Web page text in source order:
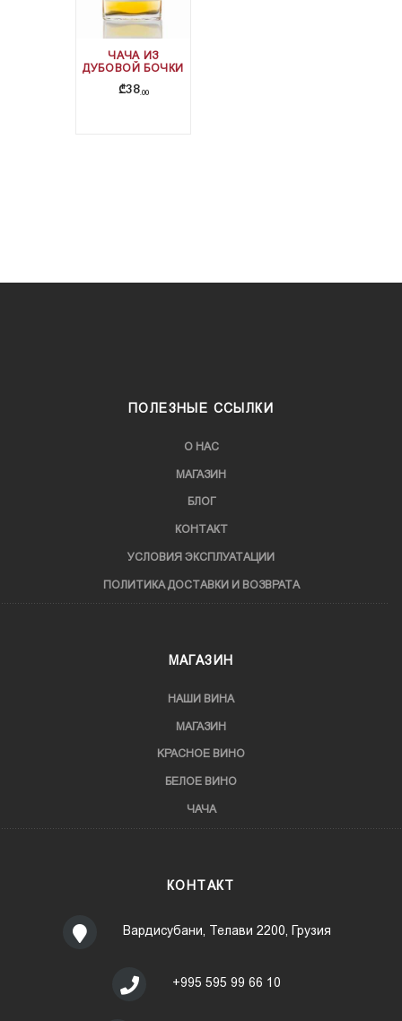
ЧАЧА ИЗ
ДУБОВОЙ БОЧКИ
₾38 00
ПОЛЕЗНЫЕ ССЫЛКИ
О НАС
МАГАЗИН
БЛОГ
КОНТАКТ
УСЛОВИЯ ЭКСПЛУАТАЦИИ
ПОЛИТИКА ДОСТАВКИ И ВОЗВРАТА
МАГАЗИН
НАШИ ВИНА
МАГАЗИН
KРАСНОЕ ВИНО
БЕЛОЕ ВИНО
ЧАЧА
КОНТАКТ
Вардисубани, Телави 2200, Грузия
+995 595 99 66 10